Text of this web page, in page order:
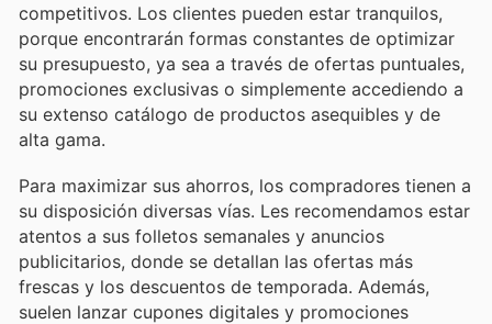
competitivos. Los clientes pueden estar tranquilos,
porque encontrarán formas constantes de optimizar
su presupuesto, ya sea a través de ofertas puntuales,
promociones exclusivas o simplemente accediendo a
su extenso catálogo de productos asequibles y de
alta gama.
Para maximizar sus ahorros, los compradores tienen a
su disposición diversas vías. Les recomendamos estar
atentos a sus folletos semanales y anuncios
publicitarios, donde se detallan las ofertas más
frescas y los descuentos de temporada. Además,
suelen lanzar cupones digitales y promociones